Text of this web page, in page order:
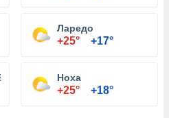
Ларедо
+25° +17°
Ноха
+25° +18°